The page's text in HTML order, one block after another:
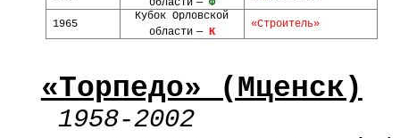
области — Ф
1965
Кубок Орловской
области — К
«Строитель»
«Торпедо» (Мценск)
1958-2002